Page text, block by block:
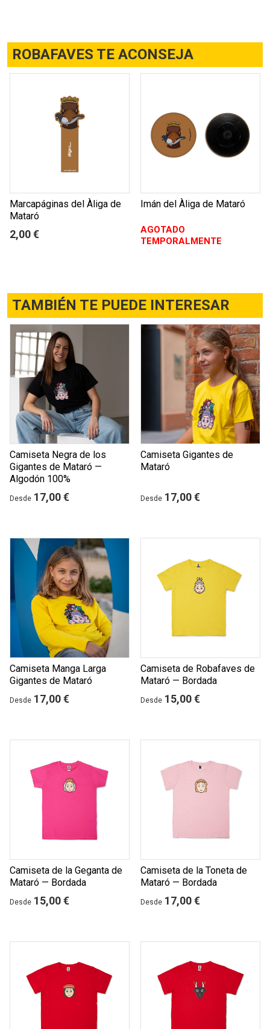
ROBAFAVES TE ACONSEJA
Marcapáginas del Àliga de
Mataró
2,00 €
Imán del Àliga de Mataró
AGOTADO
TEMPORALMENTE
TAMBIÉN TE PUEDE INTERESAR
Camiseta Negra de los
Gigantes de Mataró —
Algodón 100%
Desde 17,00 €
Camiseta Gigantes de
Mataró
Desde 17,00 €
Camiseta Manga Larga
Gigantes de Mataró
Desde 17,00 €
Camiseta de Robafaves de
Mataró — Bordada
Desde 15,00 €
Camiseta de la Geganta de
Mataró — Bordada
Desde 15,00 €
Camiseta de la Toneta de
Mataró — Bordada
Desde 17,00 €